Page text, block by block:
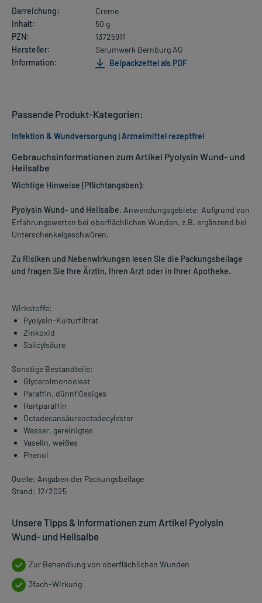
Darreichung:
Creme
Inhalt:
50 g
PZN:
13725911
Hersteller:
Serumwerk Bernburg AG
Information:
Beipackzettel als PDF
Gebrauchsinformationen zum Artikel Pyolysin Wund- und
Heilsalbe
Wichtige Hinweise (Pflichtangaben):
Pyolysin Wund- und Heilsalbe. Anwendungsgebiete: Aufgrund von
Erfahrungswerten bei oberflächlichen Wunden, z.B. ergänzend bei
Unterschenkelgeschwüren.
Zu Risiken und Nebenwirkungen lesen Sie die Packungsbeilage
und fragen Sie Ihre Ärztin, Ihren Arzt oder in Ihrer Apotheke.
Wirkstoffe:
Pyolysin-Kulturfiltrat
Zinkoxid
Salicylsäure
Sonstige Bestandteile:
Glycerolmonooleat
Paraffin, dünnflüssiges
Hartparaffin
Octadecansäureoctadecylester
Wasser, gereinigtes
Vaselin, weißes
Phenol
Quelle: Angaben der Packungsbeilage
Stand: 12/2025
Unsere Tipps & Informationen zum Artikel Pyolysin
Wund- und Heilsalbe
Zur Behandlung von oberflächlichen Wunden
3fach-Wirkung
Passende Produkt-Kategorien:
Infektion & Wundversorgung |Arzneimittel rezeptfrei